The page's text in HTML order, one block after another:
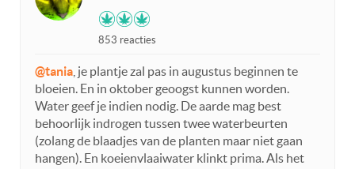
853 reacties
@tania , je plantje zal pas in augustus beginnen te
bloeien. En in oktober geoogst kunnen worden.
Water geef je indien nodig. De aarde mag best
behoorlijk indrogen tussen twee waterbeurten
(zolang de blaadjes van de planten maar niet gaan
hangen). En koeienvlaaiwater klinkt prima. Als het